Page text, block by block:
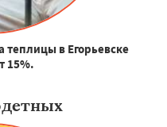
в Егорьевске
15%.